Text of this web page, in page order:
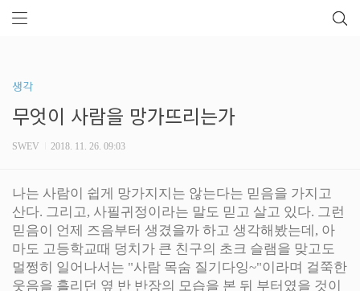
생각
무엇이 사람을 망가뜨리는가
SWEV 2018. 11. 26. 09:03
나는 사람이 쉽게 망가지지는 않는다는 믿음을 가지고
산다. 그리고, 사필귀정이라는 말도 믿고 살고 있다. 그런
믿음이 언제 즈음부터 생겼을까 하고 생각해봤는데, 아
마도 고등학교때 덩치가 큰 친구의 초크 슬램을 맞고도
멀쩡히 일어나서는 "사람 목숨 질기다잉~"이라며 걸쭉한
웃음을 흘리던 옆 반 반장의 모습을 본 뒤 부터였을 것이